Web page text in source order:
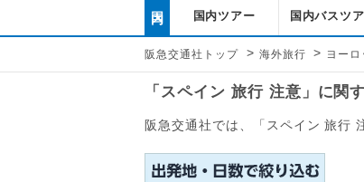
国内ツアー 国内バスツ
阪急交通社トップ > 海外旅行 > ヨー
「スペイン 旅行 注意」に関
阪急交通社では、「スペイン 旅行